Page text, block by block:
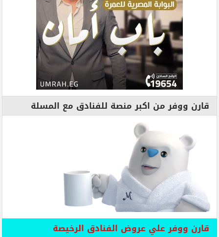
قارن ووفر من اكبر منصة للفنادق مع المسلة
قارن ووفر علي عروض الفنادق الرخيصة